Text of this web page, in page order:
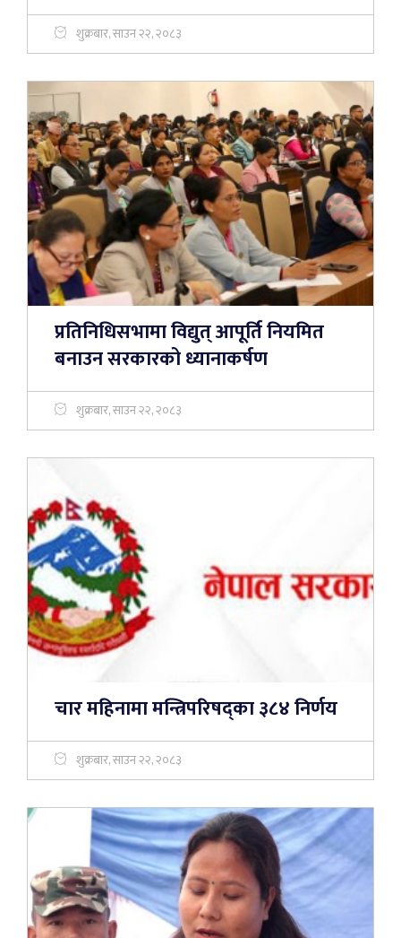
शुक्रबार, साउन २२, २०८३
प्रतिनिधिसभामा विद्युत् आपूर्ति नियमित
बनाउन सरकारको ध्यानाकर्षण
शुक्रबार, साउन २२, २०८३
चार महिनामा मन्त्रिपरिषद्का ३८४ निर्णय
शुक्रबार, साउन २२, २०८३